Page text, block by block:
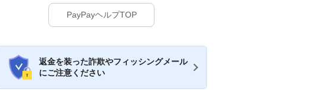
PayPayヘルプTOP
返金を装った詐欺やフィッシングメール
にご注意ください